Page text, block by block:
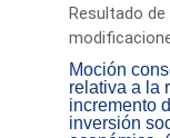
Resultado
Moción
relativa a la
incremento
inversión